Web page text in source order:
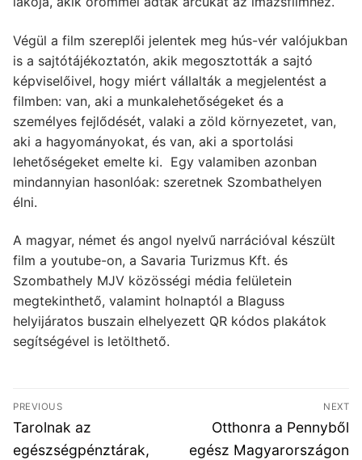
Végül a film szereplői jelentek meg hús-vér valójukban
is a sajtótájékoztatón, akik megosztották a sajtó
képviselőivel, hogy miért vállalták a megjelentést a
filmben: van, aki a munkalehetőségeket és a
személyes fejlődését, valaki a zöld környezetet, van,
aki a hagyományokat, és van, aki a sportolási
lehetőségeket emelte ki. Egy valamiben azonban
mindannyian hasonlóak: szeretnek Szombathelyen
élni.
A magyar, német és angol nyelvű narrációval készült
film a youtube-on, a Savaria Turizmus Kft. és
Szombathely MJV közösségi média felületein
megtekinthető, valamint holnaptól a Blaguss
helyijáratos buszain elhelyezett QR kódos plakátok
segítségével is letölthető.
Bejegyzés
navigáció
PREVIOUS
Previous
post:
Tarolnak az
egészségpénztárak,
NEXT
Next
post:
Otthonra a Pennyből
egész Magyarországon